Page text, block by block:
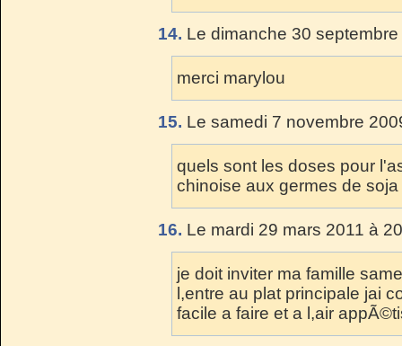
14. Le dimanche 30
merci marylou
15. Le samedi 7 novembre
quels sont les doses pour
chinoise aux germes de soja
16. Le mardi 29 mars 2011 à
je doit inviter ma famille
l,entre au plat principale jai
facile a faire et a l,air